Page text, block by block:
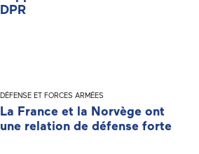
DPR
DÉFENSE ET FORCES ARMÉES
La France et la Norvège ont
une relation de défense forte